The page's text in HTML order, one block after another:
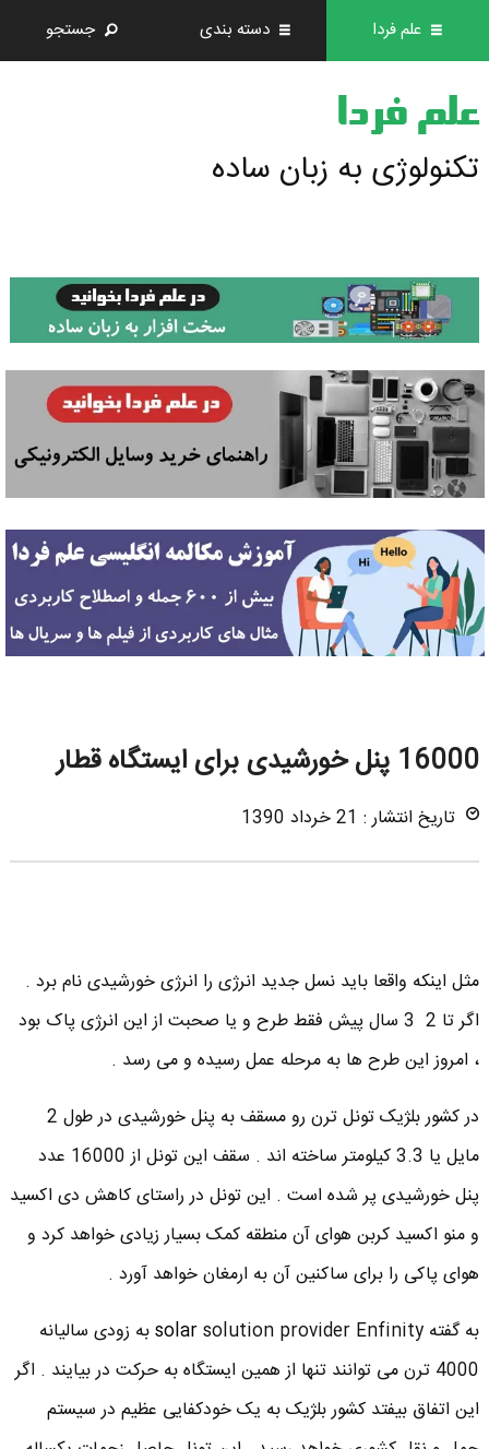
علم فردا دسته بندی جستجو
علم فردا
تکنولوژی به زبان ساده
16000 پنل خورشیدی برای ایستگاه قطار
تاریخ انتشار : 21 خرداد 1390
مثل اینکه واقعا باید نسل جدید انرژی را انرژی خورشیدی نام برد .
اگر تا 2 3 سال پیش فقط طرح و یا صحبت از این انرژی پاک بود
، امروز این طرح ها به مرحله عمل رسیده و می رسد .
در کشور بلژیک تونل ترن رو مسقف به پنل خورشیدی در طول 2
مایل یا 3.3 کیلومتر ساخته اند . سقف این تونل از 16000 عدد
پنل خورشیدی پر شده است . این تونل در راستای کاهش دی اکسید
و منو اکسید کربن هوای آن منطقه کمک بسیار زیادی خواهد کرد و
هوای پاکی را برای ساکنین آن به ارمغان خواهد آورد .
به گفته
solarsolution provider Enfinity به زودی سالیانه
4000 ترن می توانند تنها از همین ایستگاه به حرکت در بیایند . اگر
این اتفاق بیفتد کشور بلژیک به یک خودکفایی عظیم در سیستم